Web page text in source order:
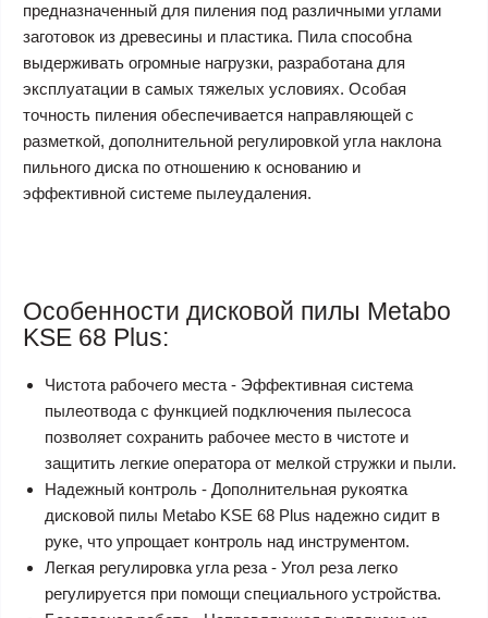
предназначенный для пиления под различными углами
заготовок из древесины и пластика. Пила способна
выдерживать огромные нагрузки, разработана для
эксплуатации в самых тяжелых условиях. Особая
точность пиления обеспечивается направляющей с
разметкой, дополнительной регулировкой угла наклона
пильного диска по отношению к основанию и
эффективной системе пылеудаления.
Особенности дисковой пилы Metabo
KSE 68 Plus:
Чистота рабочего места - Эффективная система
пылеотвода с функцией подключения пылесоса
позволяет сохранить рабочее место в чистоте и
защитить легкие оператора от мелкой стружки и пыли.
Надежный контроль - Дополнительная рукоятка
дисковой пилы Metabo KSE 68 Plus надежно сидит в
руке, что упрощает контроль над инструментом.
Легкая регулировка угла реза - Угол реза легко
регулируется при помощи специального устройства.